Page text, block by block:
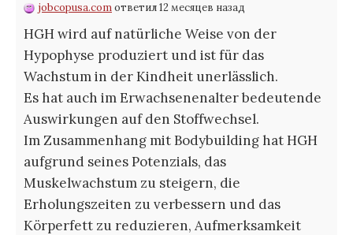
jobcopusa.comответил 12 месяцев назад
HGH wird auf natürliche Weise von der
Hypophyse produziert und ist für das
Wachstum in der Kindheit unerlässlich.
Es hat auch im Erwachsenenalter bedeutende
Auswirkungen auf den Stoffwechsel.
Im Zusammenhang mit Bodybuilding hat HGH
aufgrund seines Potenzials, das
Muskelwachstum zu steigern, die
Erholungszeiten zu verbessern und das
Körperfett zu reduzieren, Aufmerksamkeit